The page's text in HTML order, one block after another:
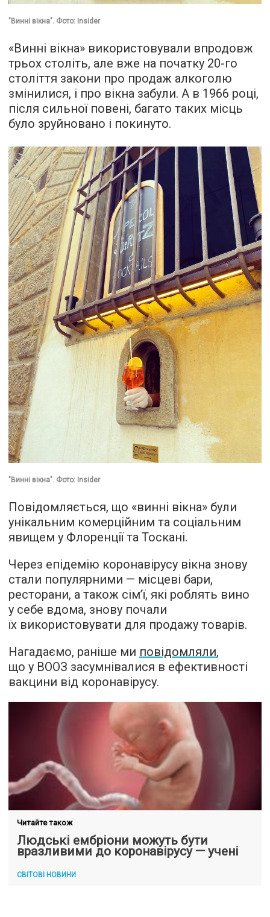
"Винні вікна". Фото: Insider
«Винні вікна» використовували впродовж
трьох століть, але вже на початку 20-го
століття закони про продаж алкоголю
змінилися, і про вікна забули. А в 1966 році,
після сильної повені, багато таких місць
було зруйновано і покинуто.
"Винні вікна". Фото: Insider
Повідомляється, що «винні вікна» були
унікальним комерційним та соціальним
явищем у Флоренції та Тоскані.
Через епідемію коронавірусу вікна знову
стали популярними — місцеві бари,
ресторани, а також сім’ї, які роблять вино
у себе вдома, знову почали
їх використовувати для продажу товарів.
Нагадаємо, раніше ми повідомляли,
що у ВООЗ засумнівалися в ефективності
вакцини від коронавірусу.
Читайте також
Людські ембріони можуть бути
вразливими до коронавірусу — учені
СВІТОВІ НОВИНИ